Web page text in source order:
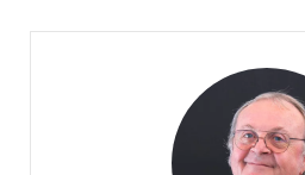
Vuignier
SUISSE